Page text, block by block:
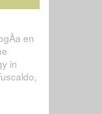
en
in